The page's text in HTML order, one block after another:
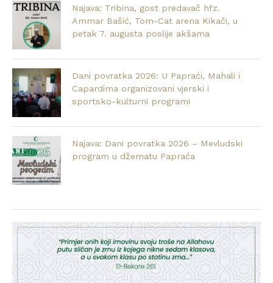
Najava: Tribina, gost predavač hfz.
Ammar Bašić, Tom-Cat arena Kikači, u
petak 7. augusta poslije akšama
Dani povratka 2026: U Papraći, Mahali i
Capardima organizovani vjerski i
sportsko-kulturni programi
Najava: Dani povratka 2026 – Mevludski
program u džematu Papraća